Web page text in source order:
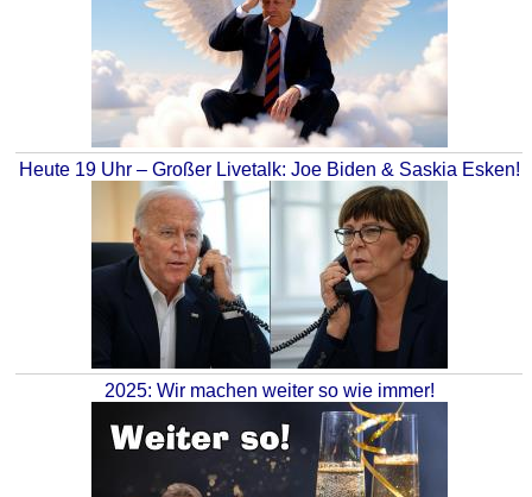
Heute 19 Uhr – Großer Livetalk: Joe Biden & Saskia Esken!
2025: Wir machen weiter so wie immer!